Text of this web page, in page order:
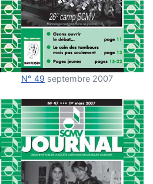
N° 49 septembre 2007